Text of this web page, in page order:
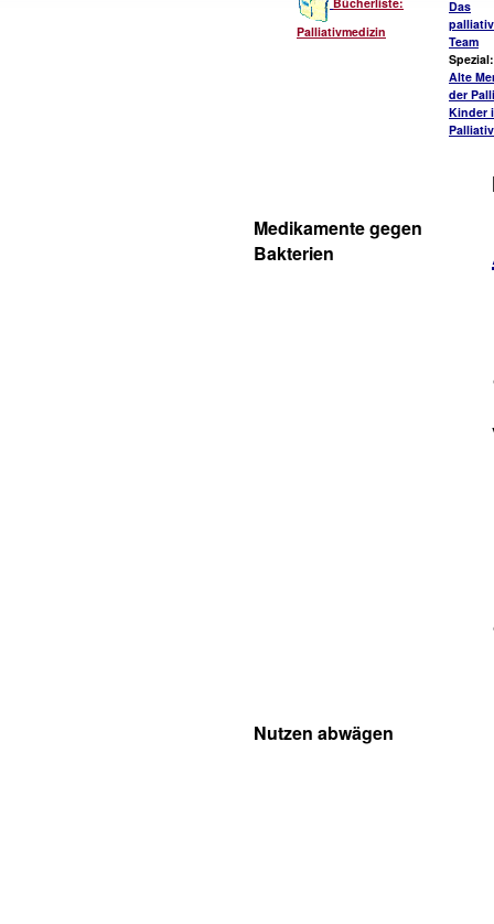
Palliativmedizin
Das
Team
Spezial:
Alte
der
Kinder
Medikamente gegen
Bakterien
Nutzen abwägen